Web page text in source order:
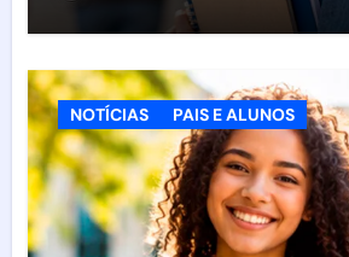
NOTÍCIAS PAIS E ALUNOS